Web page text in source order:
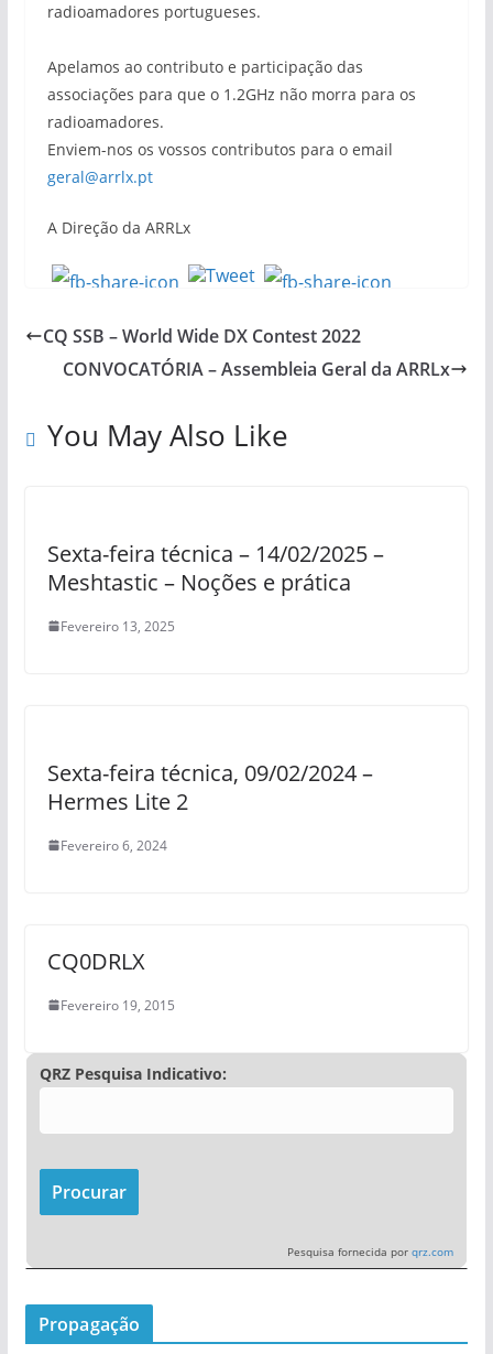
radioamadores portugueses.
Apelamos ao contributo e participação das
associações para que o 1.2GHz não morra para os
radioamadores.
Enviem-nos os vossos contributos para o email
geral@arrlx.pt
A Direção da ARRLx
CQ SSB – World Wide DX Contest 2022
CONVOCATÓRIA – Assembleia Geral da ARRLx
You May Also Like
Sexta-feira técnica – 14/02/2025 –
Meshtastic – Noções e prática
Fevereiro 13, 2025
Sexta-feira técnica, 09/02/2024 –
Hermes Lite 2
Fevereiro 6, 2024
CQ0DRLX
Fevereiro 19, 2015
QRZ Pesquisa Indicativo:
Pesquisa fornecida por qrz.com
Propagação